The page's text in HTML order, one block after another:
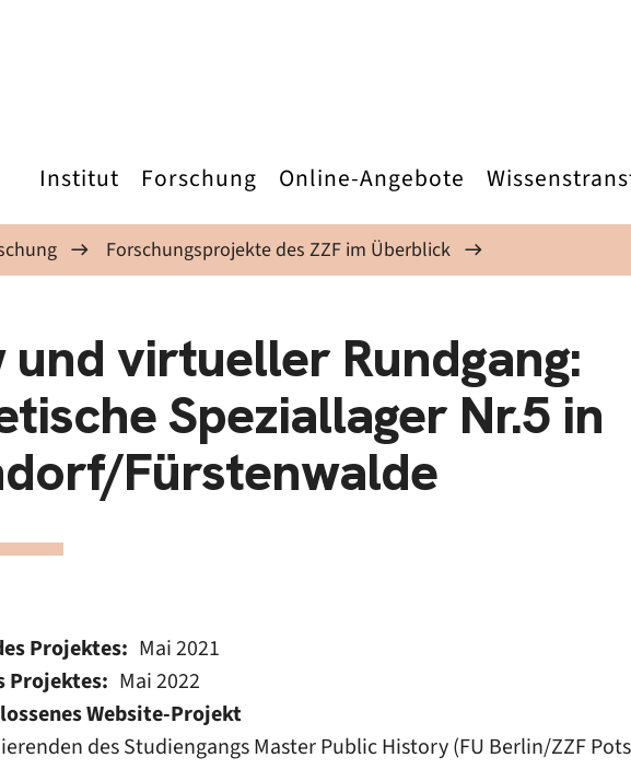
Institut Forschung Online-Angebote
Forschungsprojekte des ZZF im Überblick
virtueller Rundgang:
Speziallager Nr.5 in
Fürstenwalde
Projektes
Mai 2021
Projektes
Mai 2022
Website-Projekt
des Studiengangs Master Public History (FU Berlin/ZZF